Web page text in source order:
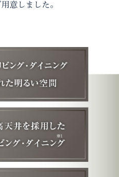
意しました。